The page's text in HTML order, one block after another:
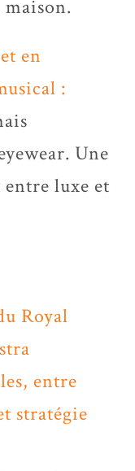
en
:
Une
luxe et
Royal
entre
stratégie